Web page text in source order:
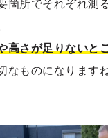
箇所でそれぞれ測
高さが足りないと
ものになりますね